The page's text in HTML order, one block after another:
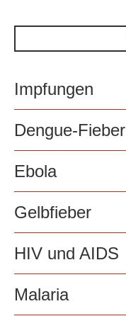
Impfungen
Dengue-Fieber
Ebola
Gelbfieber
HIV und AIDS
Malaria